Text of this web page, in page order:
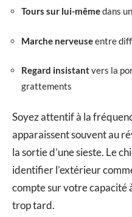
Tours sur lui-mêmedans
Marche nerveuseentre
Regard insistantvers la
grattements
Soyez attentif à la
apparaissent souvent au
la sortie d’une sieste. Le
identifier l’extérieur
compte sur votre capacité
trop tard.